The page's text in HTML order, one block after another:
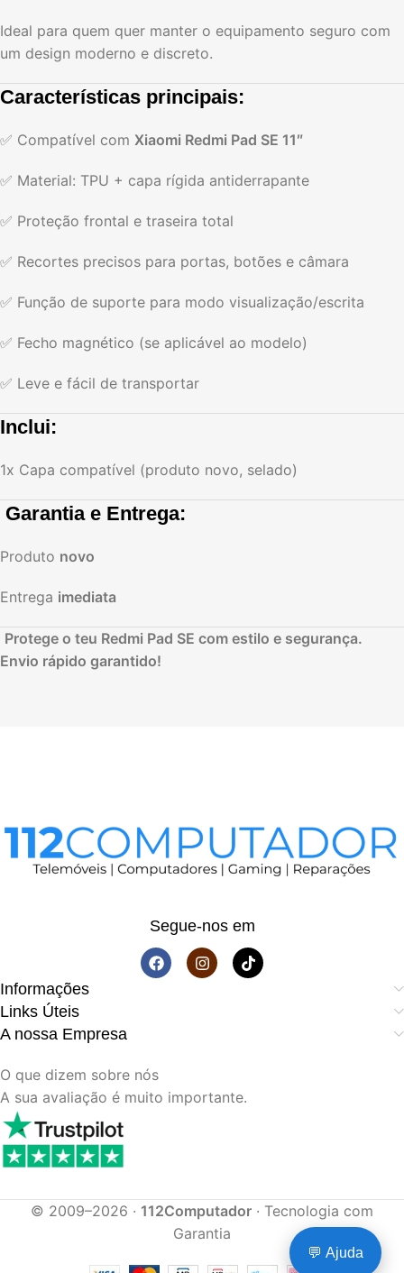
Ideal para quem quer manter o equipamento seguro com
um design moderno e discreto.
Características principais:
✅ Compatível com Xiaomi Redmi Pad SE 11″
✅ Material: TPU + capa rígida antiderrapante
✅ Proteção frontal e traseira total
✅ Recortes precisos para portas, botões e câmara
✅ Função de suporte para modo visualização/escrita
✅ Fecho magnético (se aplicável ao modelo)
✅ Leve e fácil de transportar
Inclui:
1x Capa compatível (produto novo, selado)
Garantia e Entrega:
Produto novo
Entrega imediata
Protege o teu Redmi Pad SE com estilo e segurança.
Envio rápido garantido!
💬 Ajuda
Segue-nos em
Informações
Links Úteis
A nossa Empresa
O que dizem sobre nós
A sua avaliação é muito importante.
© 2009–2026 · 112Computador · Tecnologia com
Garantia